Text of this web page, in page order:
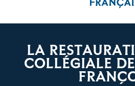
LA
COLLÉGIALE